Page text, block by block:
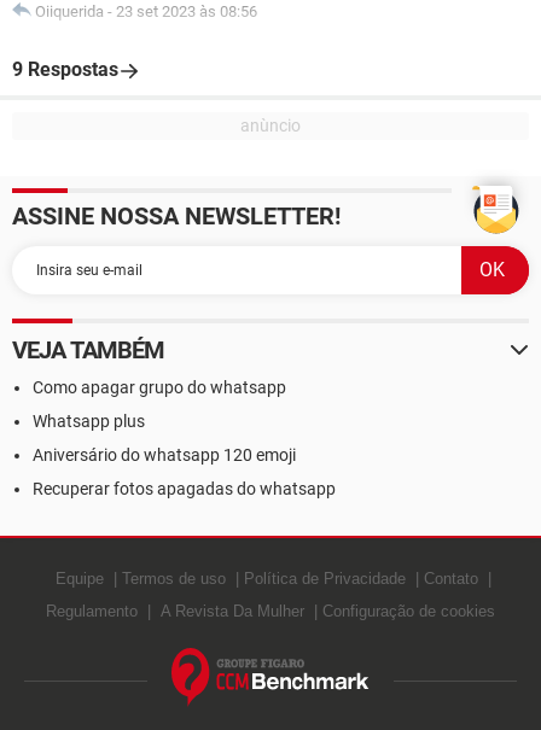
Oiiquerida - 23 set 2023 às 08:56
9 Respostas
ASSINE NOSSA NEWSLETTER!
VEJA TAMBÉM
Como apagar grupo do whatsapp
Whatsapp plus
Aniversário do whatsapp 120 emoji
Recuperar fotos apagadas do whatsapp
Equipe Termos de uso Política de Privacidade
Contato
Regulamento
A Revista Da Mulher Configuração de cookies